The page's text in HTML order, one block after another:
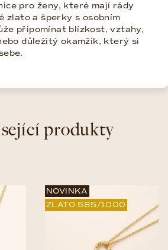
pro ženy, které mají rády
zlato a šperky s osobním
připomínat blízkost, vztahy,
důležitý okamžik, který si
produkty
NOVINKA
ZLATO 585/1000